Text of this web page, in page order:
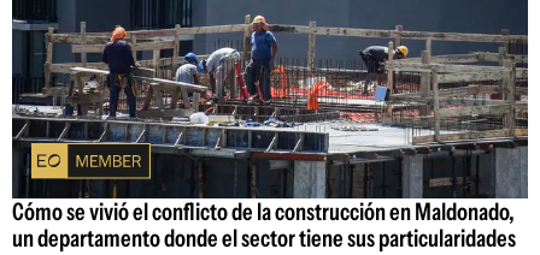
Cómo se vivió el conflicto de la construcción en Maldonado,
un departamento donde el sector tiene sus particularidades